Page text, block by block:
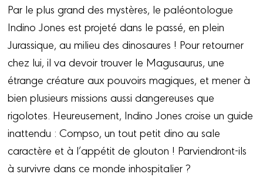
Par le plus grand des mystères, le paléontologue
Indino Jones est projeté dans le passé, en plein
Jurassique, au milieu des dinosaures ! Pour retourner
chez lui, il va devoir trouver le Magusaurus, une
étrange créature aux pouvoirs magiques, et mener à
bien plusieurs missions aussi dangereuses que
rigolotes. Heureusement, Indino Jones croise un guide
inattendu : Compso, un tout petit dino au sale
caractère et à l’appétit de glouton ! Parviendront-ils
à survivre dans ce monde inhospitalier ?